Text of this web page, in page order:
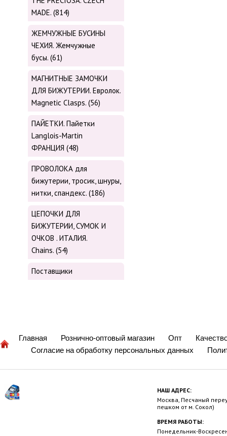
MADE. (814)
ЖЕМЧУЖНЫЕ БУСИНЫ
ЧЕХИЯ. Жемчужные
бусы. (61)
МАГНИТНЫЕ ЗАМОЧКИ
ДЛЯ БИЖУТЕРИИ. Евролок.
Magnetic Сlasps. (56)
ПАЙЕТКИ. Пайетки
Langlois-Martin
ФРАНЦИЯ (48)
ПРОВОЛОКА для
бижутерии, тросик, шнуры,
нитки, cпандекс. (186)
ЦЕПОЧКИ ДЛЯ
БИЖУТЕРИИ, СУМОК И
ОЧКОВ . ИТАЛИЯ.
Chains. (54)
Поставщики
Главная Рознично-оптовый магазин Опт
Согласие на обработку персональных данных
НАШ АДРЕС:
Москва, Песчаный
пешком от м. Сокол)
ВРЕМЯ РАБОТЫ:
Понедельник-